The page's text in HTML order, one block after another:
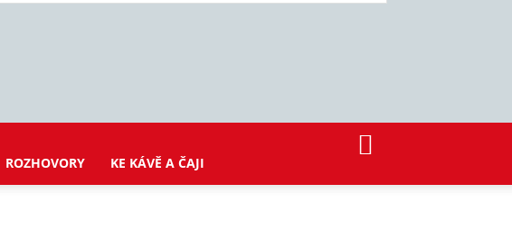
ROZHOVORY KE KÁVĚ A ČAJI